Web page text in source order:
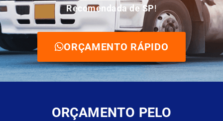
Recomendada de SP!
ORÇAMENTO RÁPIDO
ORÇAMENTO PELO